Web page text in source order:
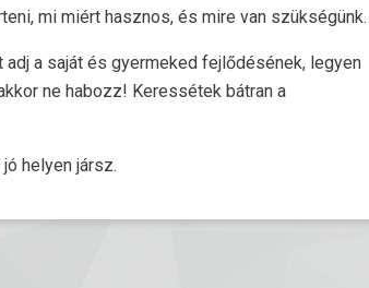
mi miért hasznos, és mire van szükségünk.
adj a saját és gyermeked fejlődésének, legyen
ne habozz! Keressétek bátran a
helyen jársz.